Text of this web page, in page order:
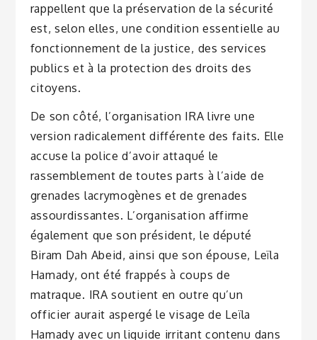
rappellent que la préservation de la sécurité
est, selon elles, une condition essentielle au
fonctionnement de la justice, des services
publics et à la protection des droits des
citoyens.
De son côté, l’organisation IRA livre une
version radicalement différente des faits. Elle
accuse la police d’avoir attaqué le
rassemblement de toutes parts à l’aide de
grenades lacrymogènes et de grenades
assourdissantes. L’organisation affirme
également que son président, le député
Biram Dah Abeid, ainsi que son épouse, Leïla
Hamady, ont été frappés à coups de
matraque. IRA soutient en outre qu’un
officier aurait aspergé le visage de Leïla
Hamady avec un liquide irritant contenu dans